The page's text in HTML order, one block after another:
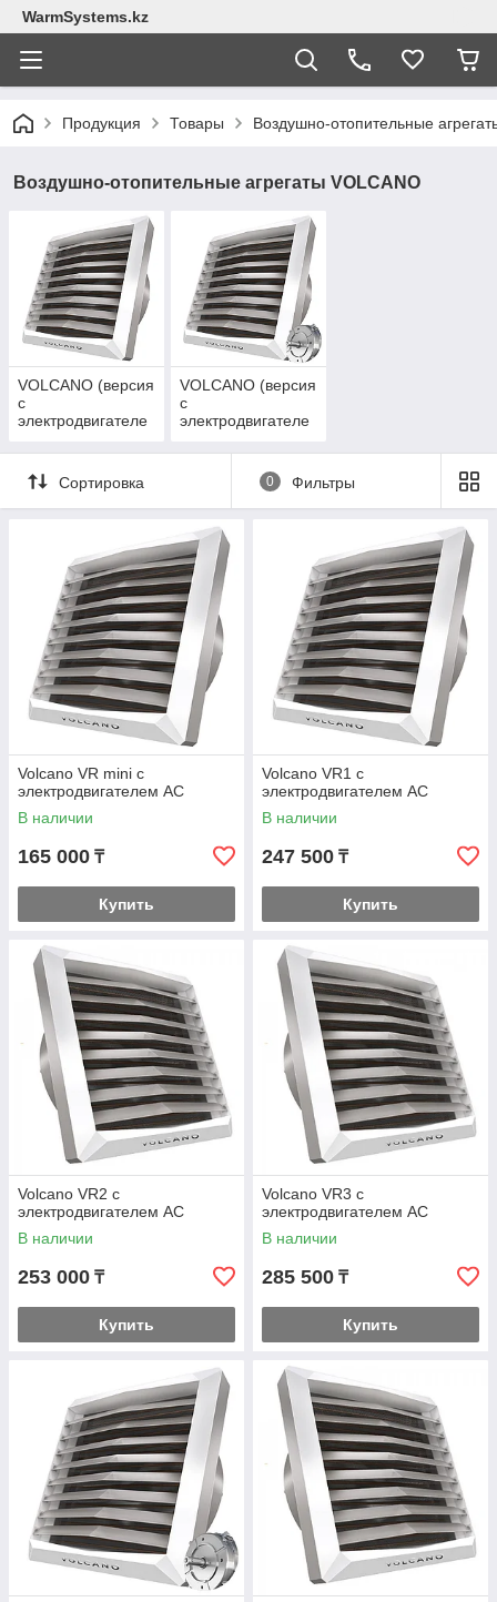
WarmSystems.kz
Продукция Товары Воздушно-отопительные
Воздушно-отопительные агрегаты VOLCANO
VOLCANO (версия
с
электродвигателе
VOLCANO (версия
с
электродвигателе
Сортировка 0 Фильтры
Volcano VR mini с
электродвигателем AC
В наличии
165 000 ₸
Купить
Volcano VR1 с
электродвигателем AC
В наличии
247 500 ₸
Купить
Volcano VR2 с
электродвигателем AC
В наличии
253 000 ₸
Купить
Volcano VR3 с
электродвигателем AC
В наличии
285 500 ₸
Купить